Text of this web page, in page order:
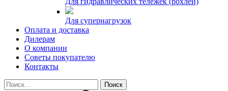
Для супернагрузок
Оплата и доставка
Дилерам
О компании
Советы покупателю
Контакты